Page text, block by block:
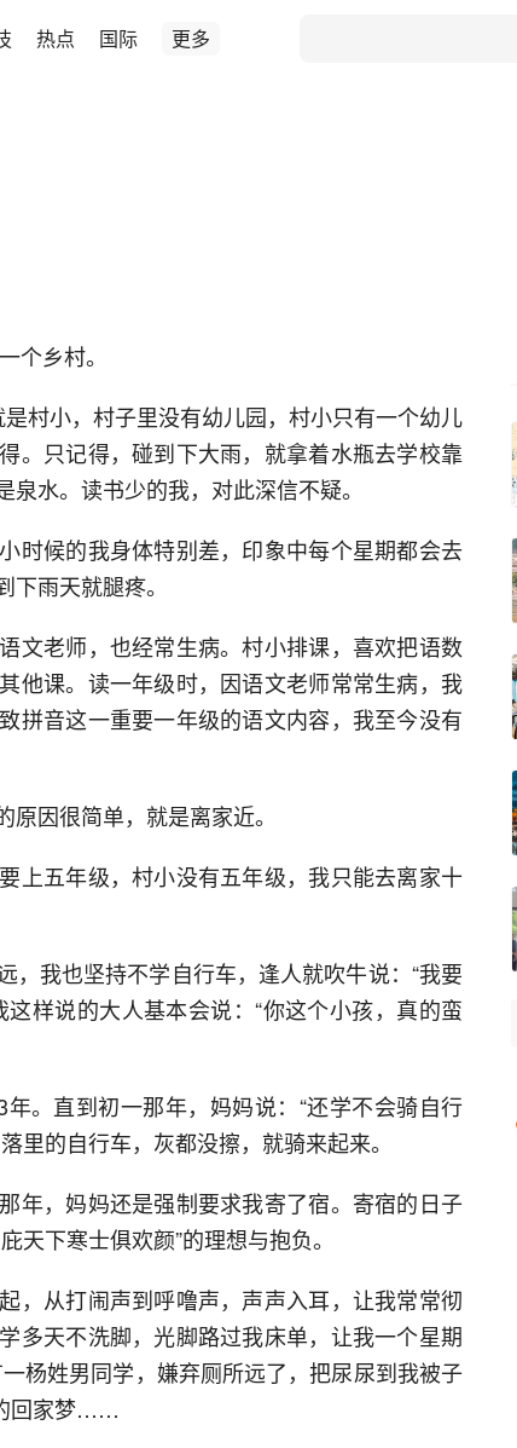
热点 国际 更多
个乡村。
村小，村子里没有幼儿园，村小只有一个幼儿
。只记得，碰到下大雨，就拿着水瓶去学校靠
水。读书少的我，对此深信不疑。
时候的我身体特别差，印象中每个星期都会去
雨天就腿疼。
文老师，也经常生病。村小排课，喜欢把语数
他课。读一年级时，因语文老师常常生病，我
拼音这一重要一年级的语文内容，我至今没有
因很简单，就是离家近。
上五年级，村小没有五年级，我只能去离家十
，我也坚持不学自行车，逢人就吹牛说：“我要
样说的大人基本会说：“你这个小孩，真的蛮
。直到初一那年，妈妈说：“还学不会骑自行
里的自行车，灰都没擦，就骑来起来。
年，妈妈还是强制要求我寄了宿。寄宿的日子
天下寒士俱欢颜”的理想与抱负。
，从打闹声到呼噜声，声声入耳，让我常常彻
多天不洗脚，光脚路过我床单，让我一个星期
杨姓男同学，嫌弃厕所远了，把尿尿到我被子
回家梦……